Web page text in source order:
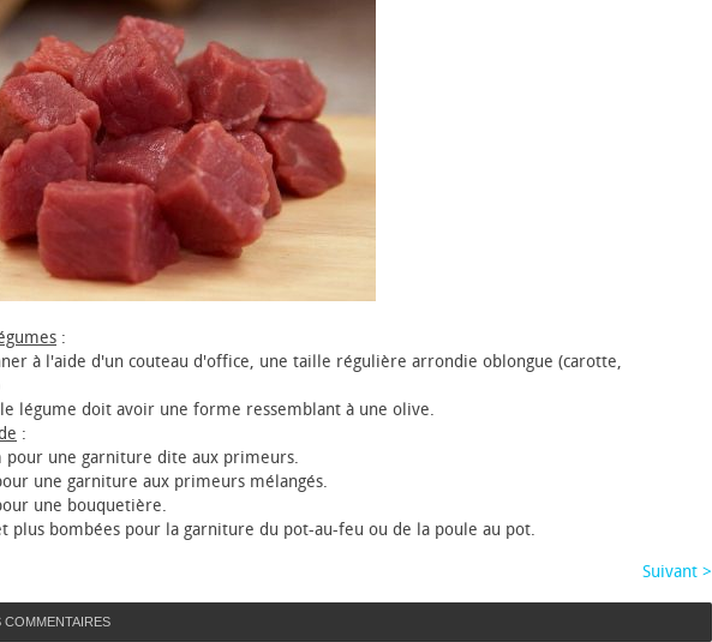
:
à l'aide d'un couteau d'office, une taille régulière arrondie oblongue (carotte,
légume doit avoir une forme ressemblant à une olive.
:
pour une garniture dite aux primeurs.
une garniture aux primeurs mélangés.
une bouquetière.
plus bombées pour la garniture du pot-au-feu ou de la poule au pot.
Suivant >